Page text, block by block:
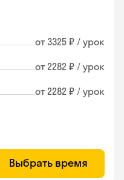
от 3325 ₽ / урок
от 2282 ₽ / урок
от 2282 ₽ / урок
Выбрать время